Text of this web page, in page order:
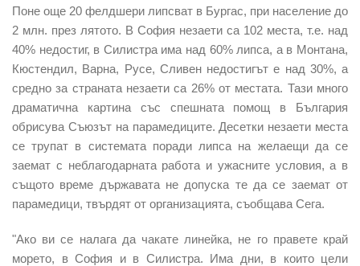
Поне още 20 фелдшери липсват в Бургас, при население до
2 млн. през лятото. В София незаети са 102 места, т.е. над
40% недостиг, в Силистра има над 60% липса, а в Монтана,
Кюстендил, Варна, Русе, Сливен недостигът е над 30%, а
средно за страната незаети са 26% от местата. Тази много
драматична картина със спешната помощ в България
обрисува Съюзът на парамедиците. Десетки незаети места
се трупат в системата поради липса на желаещи да се
заемат с неблагодарната работа и ужасните условия, а в
същото време държавата не допуска те да се заемат от
парамедици, твърдят от организацията, съобщава Сега.
"Ако ви се налага да чакате линейка, не го правете край
морето, в София и в Силистра. Има дни, в които цели